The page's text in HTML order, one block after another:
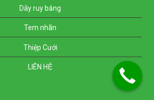
Dây ruy băng
Tem nhãn
Thiệp Cưới
LIÊN HỆ